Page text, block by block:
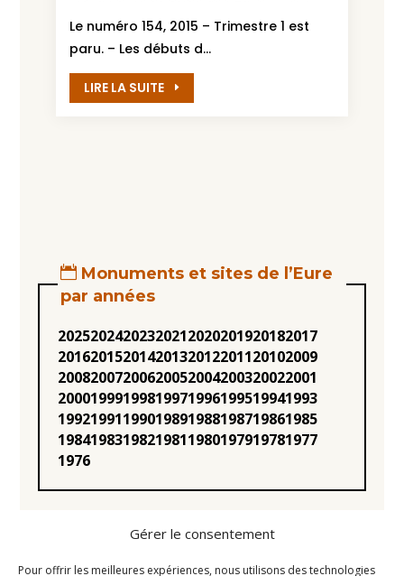
Gérer le consentement
Pour offrir les meilleures expériences, nous utilisons des technologies
Le numéro 154, 2015 – Trimestre 1 est
paru. – Les débuts d...
LIRE LA SUITE
Monuments et sites de l’Eure
par années
20252024202320212020201920182017
20162015201420132012201120102009
20082007200620052004200320022001
20001999199819971996199519941993
19921991199019891988198719861985
19841983198219811980197919781977
1976